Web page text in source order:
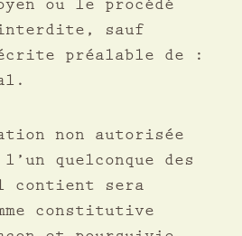
ou le procédé
sauf
préalable de :
non autorisée
quelconque des
contient sera
constitutive